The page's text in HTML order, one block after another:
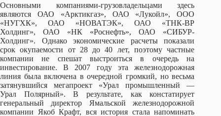
Основными компаниями-грузовладельцами здесь
являются ОАО «Арктикгаз», ОАО «Лукойл», ООО
«НУГХК», ОАО «НОВАТЭК», ОАО «ТНК-BP
Холдинг», ОАО «НК «Роснефть», ОАО «СИБУР-
Холдинг». Однако экономические расчеты показали
срок окупаемости от 28 до 40 лет, поэтому частные
компании не спешат выстроиться в очередь на
инвестирование. В 2007 году эта железнодорожная
линия была включена в очередной громкий, но весьма
затянувшийся мегапроект «Урал промышленный —
Урал Полярный». В результате, как констатирует
генеральный директор Ямальской железнодорожной
компании Якоб Крафт, вся история стала напоминать